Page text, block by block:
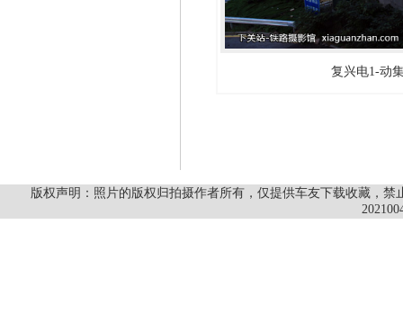
复兴电1-动
版权声明：照片的版权归拍摄作者所有，仅提供车友下载收藏，